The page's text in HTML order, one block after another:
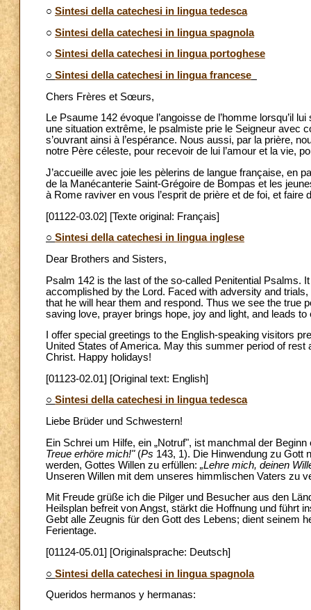
○ Sintesi della catechesi in lingua tedesca
○ Sintesi della catechesi in lingua spagnola
○ Sintesi della catechesi in lingua portoghese
○ Sintesi della catechesi in lingua francese
Chers Frères et Sœurs,
Le Psaume 142 évoque l’angoisse de l’homme lorsqu’il
une situation extrême, le psalmiste prie le Seigneur avec
s’ouvrant ainsi à l’espérance. Nous aussi, par la prière,
notre Père céleste, pour recevoir de lui l’amour et la vie,
J’accueille avec joie les pèlerins de langue française, en
de la Manécanterie Saint-Grégoire de Bompas et les
à Rome raviver en vous l’esprit de prière et de foi, et
[01122-03.02] [Texte original: Français]
○ Sintesi della catechesi in lingua inglese
Dear Brothers and Sisters,
Psalm 142 is the last of the so-called Penitential Psalms.
accomplished by the Lord. Faced with adversity and
that he will hear them and respond. Thus we see the true
saving love, prayer brings hope, joy and light, and leads to
I offer special greetings to the English-speaking visitors
United States of America. May this summer period of
Christ. Happy holidays!
[01123-02.01] [Original text: English]
○ Sintesi della catechesi in lingua tedesca
Liebe Brüder und Schwestern!
Ein Schrei um Hilfe, ein „Notruf", ist manchmal der
Treue erhöre mich!" (Ps 143, 1). Die Hinwendung zu Gott
werden, Gottes Willen zu erfüllen: „Lehre mich, deinen
Unseren Willen mit dem unseres himmlischen Vaters zu
Mit Freude grüße ich die Pilger und Besucher aus den
Heilsplan befreit von Angst, stärkt die Hoffnung und führt
Gebt alle Zeugnis für den Gott des Lebens; dient seinem
Ferientage.
[01124-05.01] [Originalsprache: Deutsch]
○ Sintesi della catechesi in lingua spagnola
Queridos hermanos y hermanas: